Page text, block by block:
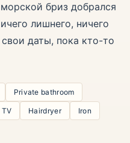
бриз добрался
лишнего, ничего
даты, пока кто-то
Private bathroom
TV Hairdryer Iron